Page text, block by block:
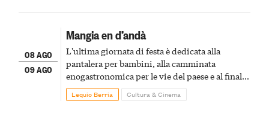
08 AGO
09 AGO
Mangia en d’andà
L'ultima giornata di festa è dedicata alla
pantalera per bambini, alla camminata
enogastronomica per le vie del paese e al finale
pirotecnico
Lequio Berria Cultura & Cinema